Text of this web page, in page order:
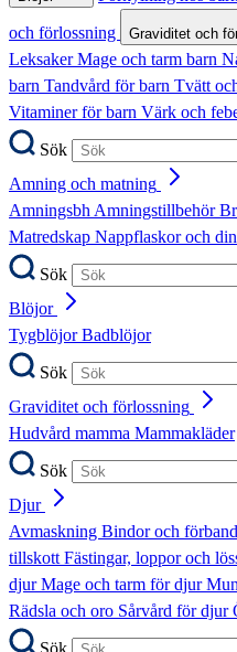
och förlossning
Graviditet och
LeksakerMage och tarm barn
barn Tandvård för barn Tvätt
Vitaminer för barn Värk och
Sök
Amning och matning
AmningsbhAmningstillbehör
Matredskap Nappflaskor och
Sök
Blöjor
TygblöjorBadblöjor
Sök
Graviditet och förlossning
Hudvård mamma Mammakläder
Sök
Djur
Avmaskning Bindor och
tillskottFästingar, loppor och
djurMage och tarm för djur
Rädsla och oro Sårvård för djur